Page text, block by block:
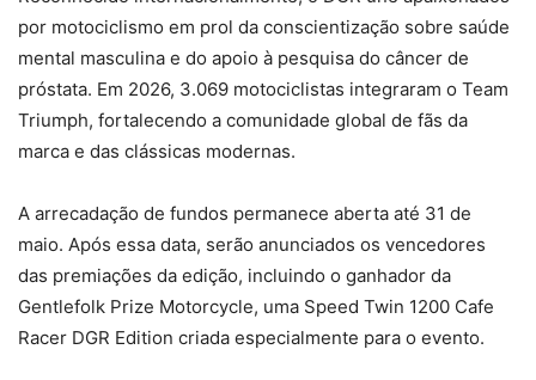
por motociclismo em prol da conscientização sobre saúde
mental masculina e do apoio à pesquisa do câncer de
próstata. Em 2026, 3.069 motociclistas integraram o Team
Triumph, fortalecendo a comunidade global de fãs da
marca e das clássicas modernas.
A arrecadação de fundos permanece aberta até 31 de
maio. Após essa data, serão anunciados os vencedores
das premiações da edição, incluindo o ganhador da
Gentlefolk Prize Motorcycle, uma Speed Twin 1200 Cafe
Racer DGR Edition criada especialmente para o evento.